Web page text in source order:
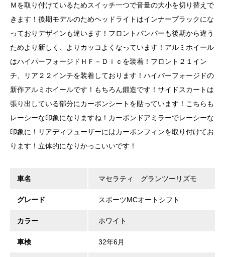
Ｍを取り付けているためスイッチ一つで音量の大小を切り替えで
きます！後期モデルのためヘッドライトはインナーブラックにな
っておりデザインも違います！フロントバンパーも後期から違う
ためより新しく、よりカッコよくなっています！アルミホイール
はハイパーフォージドＨＦ－Ｄｉｃを装着！フロント２１イン
チ、リア２２インチを装着しております！ハイパーフォージドの
新作アルミホイールです！もちろん鍛造です！サイドスカートは
張り出している部分にカーボンシートを貼っています！こちらも
レーシーな印象になりますね！カーボンドアミラーでレーシーな
印象に！リアディフューザーにはカーボンフィンを取り付けてお
ります！立体的になりかっこいいです！
車名 マセラティ グランツーリズモ
グレード スポーツMCオートシフト
カラー ホワイト
車検 32年6月